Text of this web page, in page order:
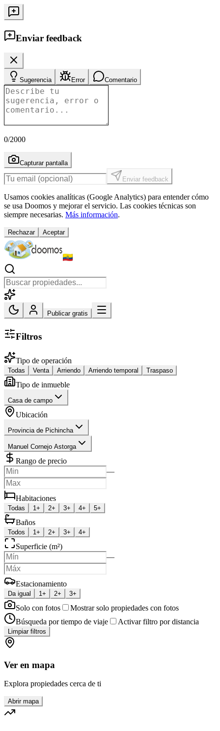
Enviar feedback
Sugerencia Error Comentario
0/2000
Capturar pantalla
Enviar feedback
Usamos cookies analíticas (Google Analytics) para entender cómo
se usa Doomos y mejorar el servicio. Las cookies técnicas son
siempre necesarias. Más información.
Rechazar Aceptar
Publicar gratis
Filtros
Tipo de operación
Todas Venta Arriendo Arriendo temporal Traspaso
Tipo de inmueble
Casa de campo
Ubicación
Provincia de Pichincha
Manuel Cornejo Astorga
Rango de precio
—
Habitaciones
Todas 1+ 2+ 3+ 4+ 5+
Baños
Todos 1+ 2+ 3+ 4+
Superficie (m²)
—
Estacionamiento
Da igual 1+ 2+ 3+
Solo con fotos
Mostrar solo propiedades con fotos
Búsqueda por tiempo de viaje
Activar filtro por distancia
Limpiar filtros
Ver en mapa
Explora propiedades cerca de ti
Abrir mapa